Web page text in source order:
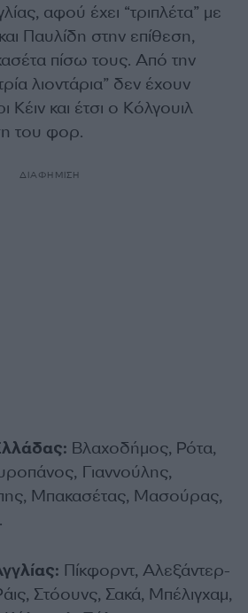
αφού έχει “τριπλέτα” με
Παυλίδη στην επίθεση,
πίσω τους. Από την
λιοντάρια” δεν έχουν
Κέιν και έτσι ο Κόλγουιλ
του φορ.
ΔΙΑΦΗΜΙΣΗ
Βλαχοδήμος, Ρότα,
Γιαννούλης,
Μπακασέτας, Μασούρας,
Πίκφορντ, Αλεξάντερ-
Στόουνς, Σακά, Μπέλιγχαμ,